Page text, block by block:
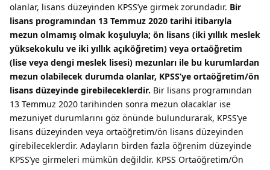
olanlar, lisans düzeyinden KPSS’ye girmek zorundadır. Bir
lisans programından 13 Temmuz 2020 tarihi itibarıyla
mezun olmamış olmak koşuluyla; ön lisans (iki yıllık meslek
yüksekokulu ve iki yıllık açıköğretim) veya ortaöğretim
(lise veya dengi meslek lisesi) mezunları ile bu kurumlardan
mezun olabilecek durumda olanlar, KPSS’ye ortaöğretim/ön
lisans düzeyinde girebileceklerdir. Bir lisans programından
13 Temmuz 2020 tarihinden sonra mezun olacaklar ise
mezuniyet durumlarını göz önünde bulundurarak, KPSS’ye
lisans düzeyinden veya ortaöğretim/ön lisans düzeyinden
girebileceklerdir. Adayların birden fazla öğrenim düzeyinde
KPSS’ye girmeleri mümkün değildir. KPSS Ortaöğretim/Ön